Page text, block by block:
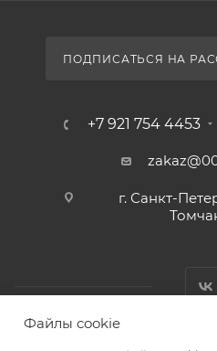
ПОДПИСАТЬСЯ НА
+7 921 754 4453
г. Санкт-
Файлы cookie